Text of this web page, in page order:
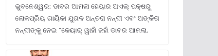
ଭୁବନେଶ୍ୱର: ଡାବର ଆମଲା ହେୟାର ଅଏଲ୍ ପକ୍ଷରୁ
ଲୋକପ୍ରିୟ ଗାୟିକା ଯୁଗଳ ଅନ୍ତରା ନନ୍ଦୀ ଏବଂ ଅଙ୍କିତା
ନନ୍ଦୀଙ୍କୁ ନେଇ “କେୟାର୍ ୱାହାଁ ଜହାଁ ଡାବର ଆମଲା,